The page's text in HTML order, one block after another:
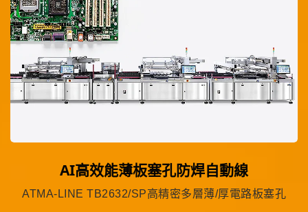
AI高效能薄板塞孔防焊自動線
ATMA-LINE TB2632/SP高精密多層薄/厚電路板塞孔